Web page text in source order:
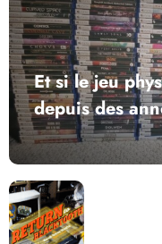
Et si le jeu
depuis des